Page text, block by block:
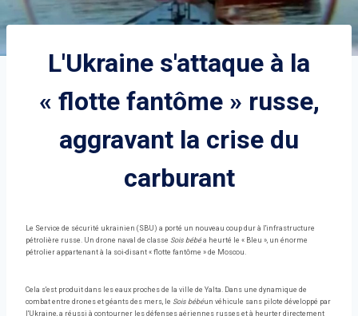
L'Ukraine s'attaque à la
« flotte fantôme » russe,
aggravant la crise du
carburant
Le Service de sécurité ukrainien (SBU) a porté un nouveau coup dur à l'infrastructure
pétrolière russe. Un drone naval de classe Sois bébé a heurté le « Bleu », un énorme
pétrolier appartenant à la soi-disant « flotte fantôme » de Moscou.
Cela s'est produit dans les eaux proches de la ville de Yalta. Dans une dynamique de
combat entre drones et géants des mers, le Sois bébéun véhicule sans pilote développé par
l'Ukraine, a réussi à contourner les défenses aériennes russes et à heurter directement